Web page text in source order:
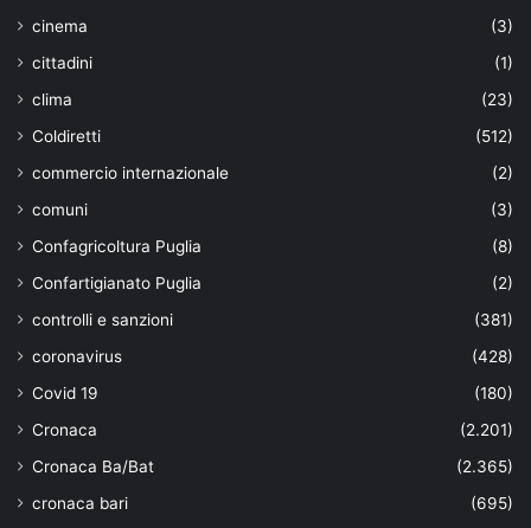
cinema
(3)
cittadini
(1)
clima
(23)
Coldiretti
(512)
commercio internazionale
(2)
comuni
(3)
Confagricoltura Puglia
(8)
Confartigianato Puglia
(2)
controlli e sanzioni
(381)
coronavirus
(428)
Covid 19
(180)
Cronaca
(2.201)
Cronaca Ba/Bat
(2.365)
cronaca bari
(695)